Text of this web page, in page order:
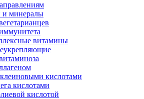
минералы
витамины
кислотами
кислотами
кислотой